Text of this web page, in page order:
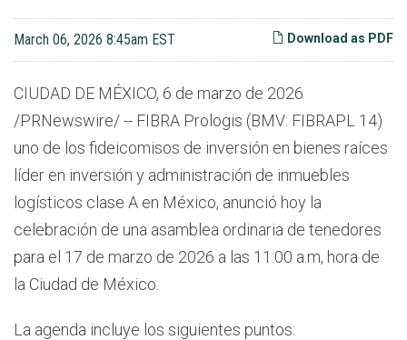
Download as PDF
March 06, 2026 8:45am EST
CIUDAD DE MÉXICO, 6 de marzo de 2026
/PRNewswire/ -- FIBRA Prologis (BMV: FIBRAPL 14)
uno de los fideicomisos de inversión en bienes raíces
líder en inversión y administración de inmuebles
logísticos clase A en México, anunció hoy la
celebración de una asamblea ordinaria de tenedores
para el 17 de marzo de 2026 a las 11:00 a.m, hora de
la Ciudad de México.
La agenda incluye los siguientes puntos: